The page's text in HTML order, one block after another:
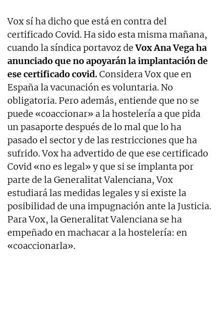
Vox sí ha dicho que está en contra del
certificado Covid. Ha sido esta misma mañana,
cuando la síndica portavoz deVox Ana Vega ha
anunciado que no apoyarán la implantación de
ese certificado covid.Considera Vox que en
España la vacunación es voluntaria. No
obligatoria. Pero además, entiende que no se
puede «coaccionar» a la hostelería a que pida
un pasaporte después de lo mal que lo ha
pasado el sector y de las restricciones que ha
sufrido. Vox ha advertido de que ese certificado
Covid «no es legal» y que si se implanta por
parte de la Generalitat Valenciana, Vox
estudiará las medidas legales y si existe la
posibilidad de una impugnación ante la Justicia.
Para Vox, la Generalitat Valenciana se ha
empeñado en machacar a la hostelería: en
«coaccionarla».